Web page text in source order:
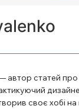
статей про
своє хобі